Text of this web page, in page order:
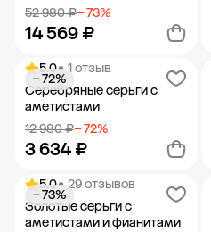
52 980 ₽− 73%
14 569 ₽
Добавить в корзину
5.0• 1 отзыв
Серебряные серьги с
аметистами
12 980 ₽− 72%
3 634 ₽
− 72%
Добавить в корзину
5.0• 29 отзывов
Золотые серьги с
аметистами и фианитами
− 73%